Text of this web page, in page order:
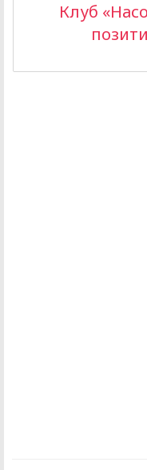
Клуб